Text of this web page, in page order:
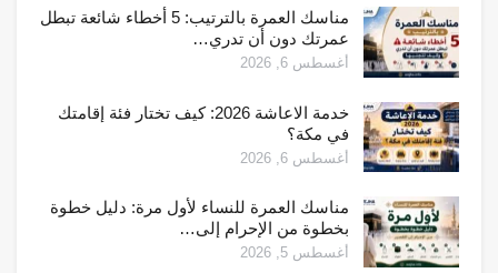
مناسك العمرة بالترتيب: 5 أخطاء شائعة تبطل
عمرتك دون أن تدري…
أغسطس 6, 2026
خدمة الاعاشة 2026: كيف تختار فئة إقامتك
في مكة؟
أغسطس 6, 2026
مناسك العمرة للنساء لأول مرة: دليل خطوة
بخطوة من الإحرام إلى…
أغسطس 5, 2026